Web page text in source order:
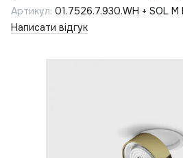
Артикул: 01.7526.7.930.WH + SOL M
Написати відгук